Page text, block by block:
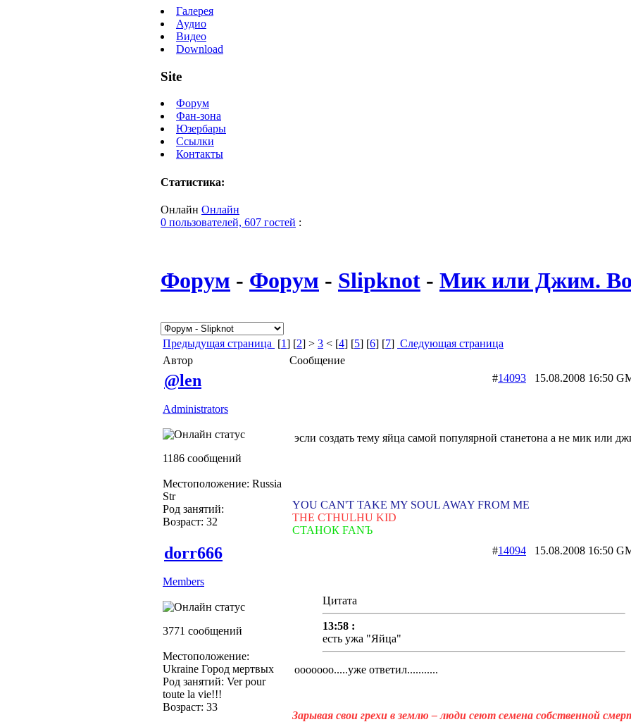
Галерея
Аудио
Видео
Download
Site
Форум
Фан-зона
Юзербары
Ссылки
Контакты
Статистика:
Онлайн Онлайн
0 пользователей, 607 гостей :
Форум - Форум - Slipknot - Мик или Джим.
Предыдущая страница [1] [2] > 3 < [4] [5] [6] [7] Следующая страница
Автор
Сообщение
@len
Administrators
1186 сообщений
Местоположение: Russia
Str
Род занятий:
Возраст: 32
#14093 15.08.2008 16:50
эсли создать тему яйца самой популярной станетона а не мик или
YOU CAN'T TAKE MY SOUL AWAY FROM ME
THE CTHULHU KID
СТАНОК FANЪ
dorr666
Members
3771 сообщений
Местоположение:
Ukraine Город мертвых
Род занятий: Ver pour
toute la vie!!!
Возраст: 33
#14094 15.08.2008 16:50
Цитата
13:58 :
есть ужа "Яйца"
ооооооо.....уже ответил...........
Зарывая свои грехи в землю – люди сеют семена собственной